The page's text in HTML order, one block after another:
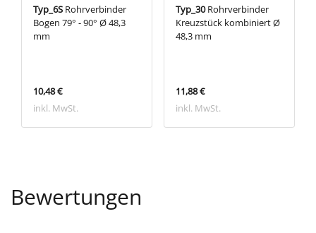
Typ_6S Rohrverbinder
Bogen 79° - 90° Ø 48,3
mm
10,48 €
inkl. MwSt.
Typ_30Rohrverbinder
Kreuzstück kombiniert Ø
48,3 mm
11,88 €
inkl. MwSt.
Bewertungen